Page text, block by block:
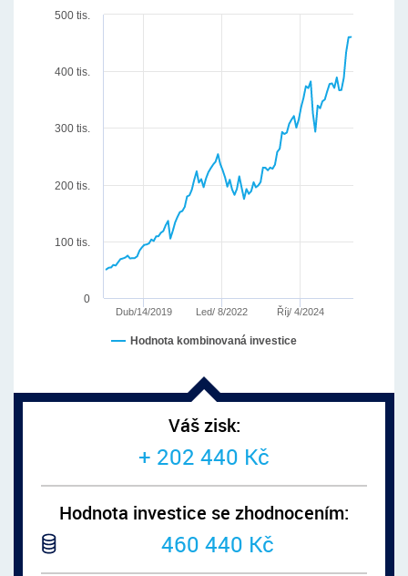
Hodnota kombinovaná investice
Dub/14/2019 Led/ 8/2022 Říj/ 4/2024
0
100 tis.
200 tis.
300 tis.
400 tis.
500 tis.
Váš zisk:
+ 202 440 Kč
Hodnota investice se zhodnocením:
460 440 Kč